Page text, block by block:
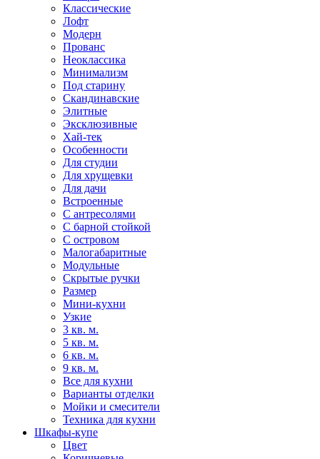
Классические
Лофт
Модерн
Прованс
Неоклассика
Минимализм
Под старину
Скандинавские
Элитные
Эксклюзивные
Хай-тек
Особенности
Для студии
Для хрущевки
Для дачи
Встроенные
С антресолями
С барной стойкой
С островом
Малогабаритные
Модульные
Скрытые ручки
Размер
Мини-кухни
Узкие
3 кв. м.
5 кв. м.
6 кв. м.
9 кв. м.
Все для кухни
Варианты отделки
Мойки и смесители
Техника для кухни
Шкафы-купе
Цвет